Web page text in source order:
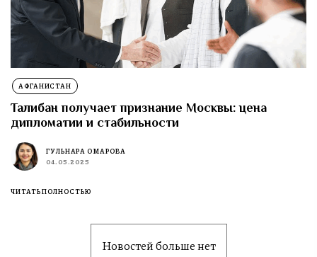
АФГАНИСТАН
Талибан получает признание Москвы: цена
дипломатии и стабильности
ГУЛЬНАРА ОМАРОВА
04.05.2025
ЧИТАТЬ ПОЛНОСТЬЮ
Новостей больше нет